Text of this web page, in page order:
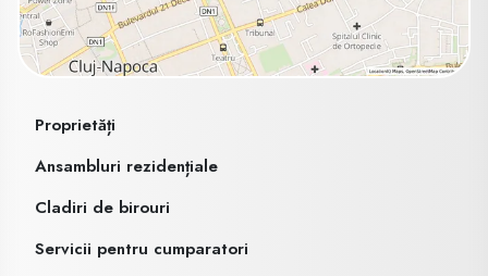
Proprietăți
Ansambluri rezidențiale
Cladiri de birouri
Servicii pentru cumparatori